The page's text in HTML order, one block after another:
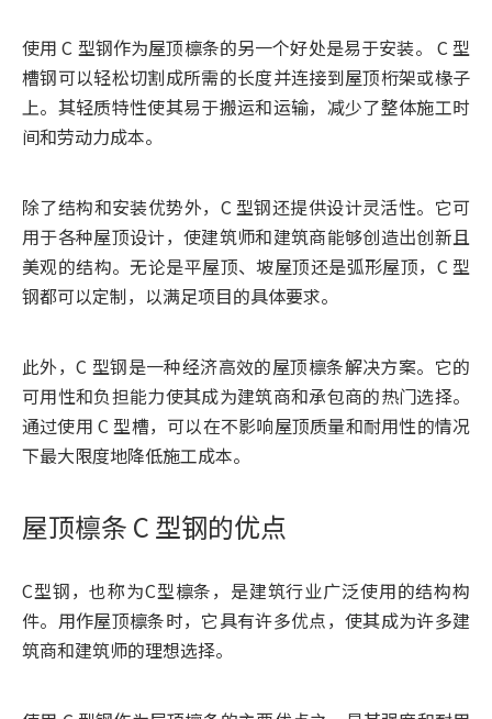
使用 C 型钢作为屋顶檩条的另一个好处是易于安装。 C 型
槽钢可以轻松切割成所需的长度并连接到屋顶桁架或椽子
上。其轻质特性使其易于搬运和运输，减少了整体施工时
间和劳动力成本。
除了结构和安装优势外，C 型钢还提供设计灵活性。它可
用于各种屋顶设计，使建筑师和建筑商能够创造出创新且
美观的结构。无论是平屋顶、坡屋顶还是弧形屋顶，C 型
钢都可以定制，以满足项目的具体要求。
此外，C 型钢是一种经济高效的屋顶檩条解决方案。它的
可用性和负担能力使其成为建筑商和承包商的热门选择。
通过使用 C 型槽，可以在不影响屋顶质量和耐用性的情况
下最大限度地降低施工成本。
屋顶檩条 C 型钢的优点
C型钢，也称为C型檩条，是建筑行业广泛使用的结构构
件。用作屋顶檩条时，它具有许多优点，使其成为许多建
筑商和建筑师的理想选择。